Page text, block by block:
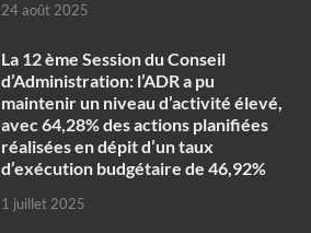
24 août 2025
La 12 ème Session du Conseil
d’Administration: l’ADR a pu
maintenir un niveau d’activité élevé,
avec 64,28% des actions planifiées
réalisées en dépit d’un taux
d’exécution budgétaire de 46,92%
1 juillet 2025